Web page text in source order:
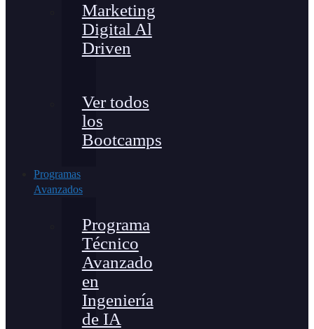
Marketing
Digital Al
Driven
Ver todos
los
Bootcamps
Programas
Avanzados
Programa
Técnico
Avanzado
en
Ingeniería
de IA